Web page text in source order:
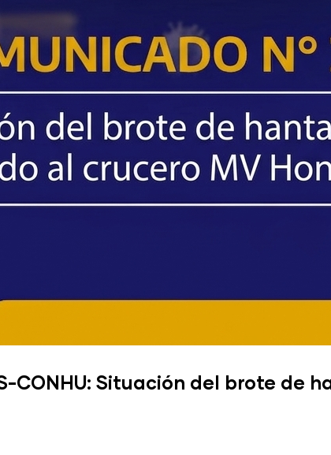
CONHU: Situación del brote de